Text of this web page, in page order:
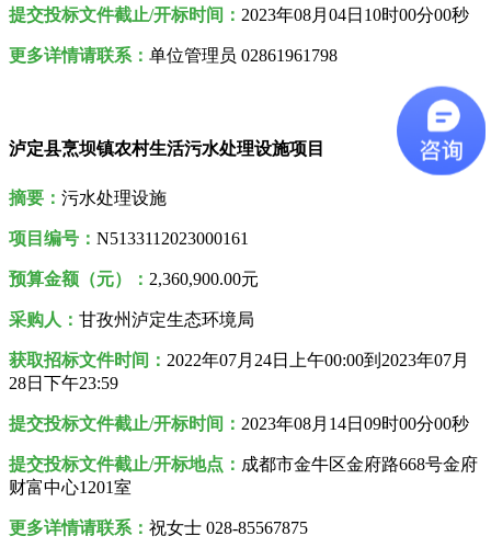
提交投标文件截止/开标时间： 2023年08月04日10时00分00秒
更多详情请联系： 单位管理员 02861961798
泸定县烹坝镇农村生活污水处理设施项目
摘要： 污水处理设施
项目编号： N5133112023000161
预算金额（元）： 2,360,900.00元
采购人 ： 甘孜州泸定生态环境局
获取招标文件时间： 2022年07月24日 上午00:00到 2023年07月
28日 下午23:59
提交投标文件截止/开标时间： 2023年08月14日09时00分00秒
提交投标文件截止/开标地点： 成都市金牛区金府路668号金府
财富中心1201室
更多详情请联系： 祝女士 028-85567875